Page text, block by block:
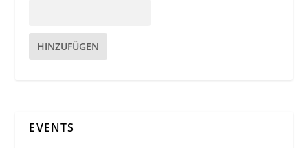
HINZUFÜGEN
EVENTS